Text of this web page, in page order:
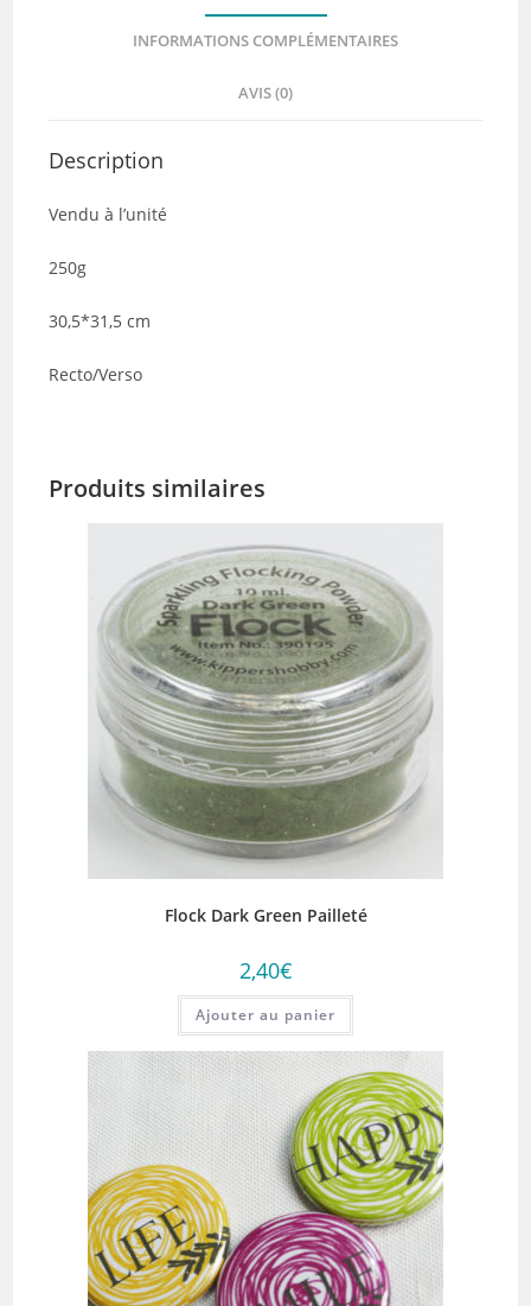
INFORMATIONS COMPLÉMENTAIRES
AVIS (0)
Description
Vendu à l’unité
250g
30,5*31,5 cm
Recto/Verso
Produits similaires
Flock Dark Green Pailleté
2,40€
Ajouter au panier